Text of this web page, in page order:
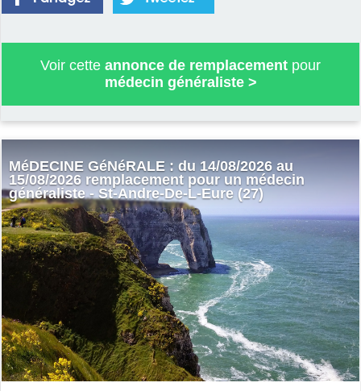
Voir cette annonce de remplacement pour
médecin généraliste>
MéDECINE GéNéRALE : du 14/08/2026 au
15/08/2026 remplacement pour un médecin
généraliste - St-Andre-De-L-Eure (27)